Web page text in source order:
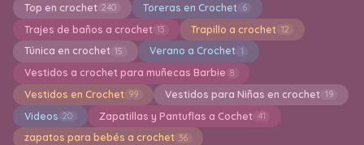
Top en crochet 240 Toreras en Crochet 6
Trajes de baños a crochet 13 Trapillo a crochet 12
Túnica en crochet 15 Verano a Crochet 1
Vestidos a crochet para muñecas Barbie 8
Vestidos en Crochet 99 Vestidos para Niñas en crochet 19
Videos 20 Zapatillas y Pantuflas a Cochet 41
zapatos para bebés a crochet 36